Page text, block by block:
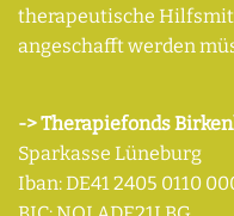
therapeutische
angeschafft werden
-> Therapiefonds
Sparkasse Lüneburg
Iban: DE41 2405 0110